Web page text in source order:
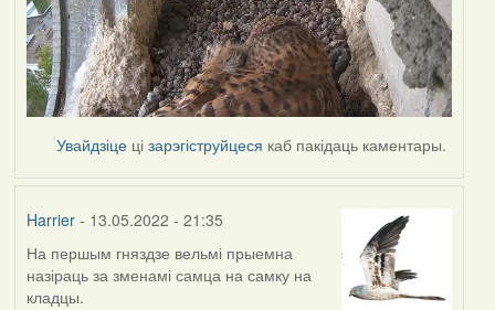
Увайдзіце цізарэгіструйцеся каб пакідаць каментары.
Harrier- 13.05.2022 - 21:35
На першым гняздзе вельмі прыемна
назіраць за зменамі самца на самку на
кладцы.